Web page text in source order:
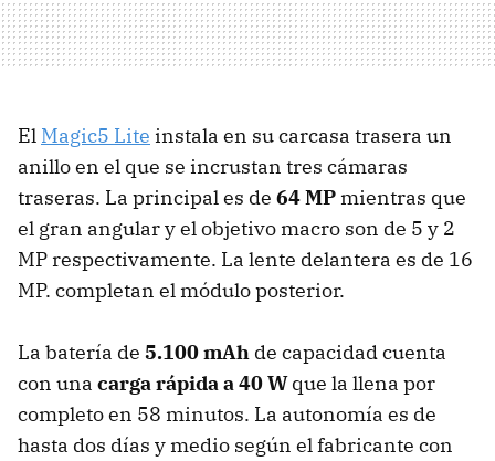
El Magic5 Lite instala en su carcasa trasera un
anillo en el que se incrustan tres cámaras
traseras. La principal es de 64 MP mientras que
el gran angular y el objetivo macro son de 5 y 2
MP respectivamente. La lente delantera es de 16
MP. completan el módulo posterior.
La batería de 5.100 mAh de capacidad cuenta
con una carga rápida a 40 Wque la llena por
completo en 58 minutos. La autonomía es de
hasta dos días y medio según el fabricante con